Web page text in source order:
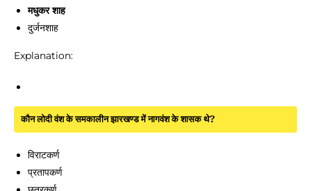
मधुकर शाह
दुर्जनशाह
Explanation:
कौन लोदी वंश के समकालीन झारखण्ड में नागवंश के शासक थे?
विराटकर्ण
प्रतापकर्ण